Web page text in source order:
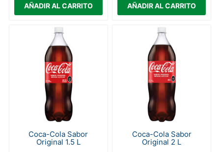
Coca-Cola Sabor
Original 1.5 L
Coca-Cola Sabor
Original 2 L